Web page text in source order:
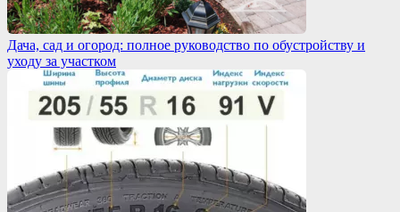
Дача, сад и огород: полное руководство по обустройству и
уходу за участком